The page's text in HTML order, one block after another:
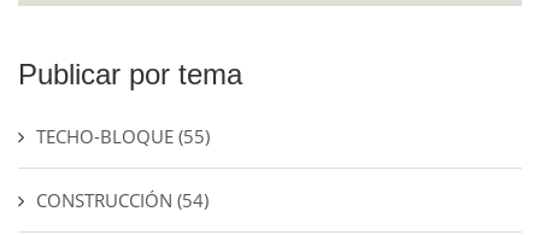
Publicar por tema
TECHO-BLOQUE (55)
CONSTRUCCIÓN (54)